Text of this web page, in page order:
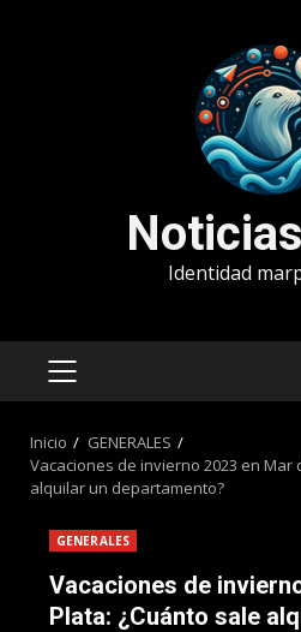
Identidad
MENÚ
Inicio
GENERALES
Vacaciones de invierno 2023 en Mar
alquilar un departamento?
GENERALES
Vacaciones de
Plata: ¿Cuánto sale